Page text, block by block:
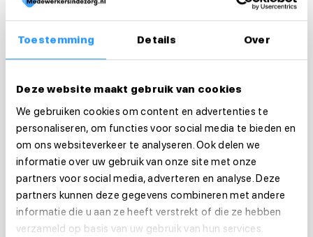
Toestemming Details Over
Deze website maakt gebruik van cookies
We gebruiken cookies om content en advertenties te
personaliseren, om functies voor social media te bieden en
om ons websiteverkeer te analyseren. Ook delen we
informatie over uw gebruik van onze site met onze
partners voor social media, adverteren en analyse. Deze
partners kunnen deze gegevens combineren met andere
informatie die u aan ze heeft verstrekt of die ze hebben
verzameld op basis van uw gebruik van hun services.